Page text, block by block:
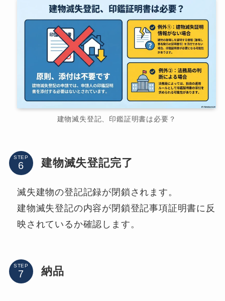
建物滅失登記、印鑑証明書は必要？
STEP 建物滅失登記完了
滅失建物の登記記録が閉鎖されます。
建物滅失登記の内容が閉鎖登記事項証明書に反
映されているか確認します。
STEP 納品